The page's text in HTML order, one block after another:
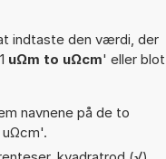
indtaste den værdi, der
uΩm to uΩcm' eller blot
navnene på de to